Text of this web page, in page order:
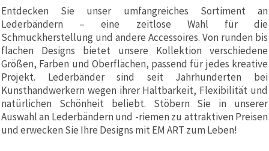
ähnliche
Technologien,
um das
ordnungsgemäße
Funktionieren
der Website
sicherzustellen,
Ihr
Nutzungserlebnis
zu
verbessern
und, mit
Ihrer
Einwilligung,
Entdecken Sie unser umfangreiches Sortiment an
Lederbändern – eine zeitlose Wahl für die
Schmuckherstellung und andere Accessoires. Von runden bis
flachen Designs bietet unsere Kollektion verschiedene
Größen, Farben und Oberflächen, passend für jedes kreative
Projekt. Lederbänder sind seit Jahrhunderten bei
Kunsthandwerkern wegen ihrer Haltbarkeit, Flexibilität und
natürlichen Schönheit beliebt. Stöbern Sie in unserer
Auswahl an Lederbändern und -riemen zu attraktiven Preisen
und erwecken Sie Ihre Designs mit EM ART zum Leben!